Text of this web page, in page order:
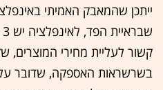
ייתכן שהמאבק האמיתי
קשור לעליית מחירי המוצרים,
בשרשראות האספקה, שדובר